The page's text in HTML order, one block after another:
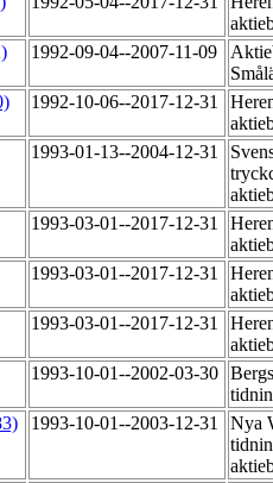
1992-09-04--2007-11-09
1992-10-06--2017-12-31
1993-01-13--2004-12-31
1993-03-01--2017-12-31
1993-03-01--2017-12-31
1993-03-01--2017-12-31
1993-10-01--2002-03-30
1993-10-01--2003-12-31
Nya